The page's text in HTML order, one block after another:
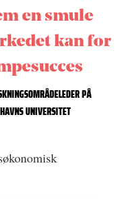
en smule
kan for
PÅ
UNIVERSITET